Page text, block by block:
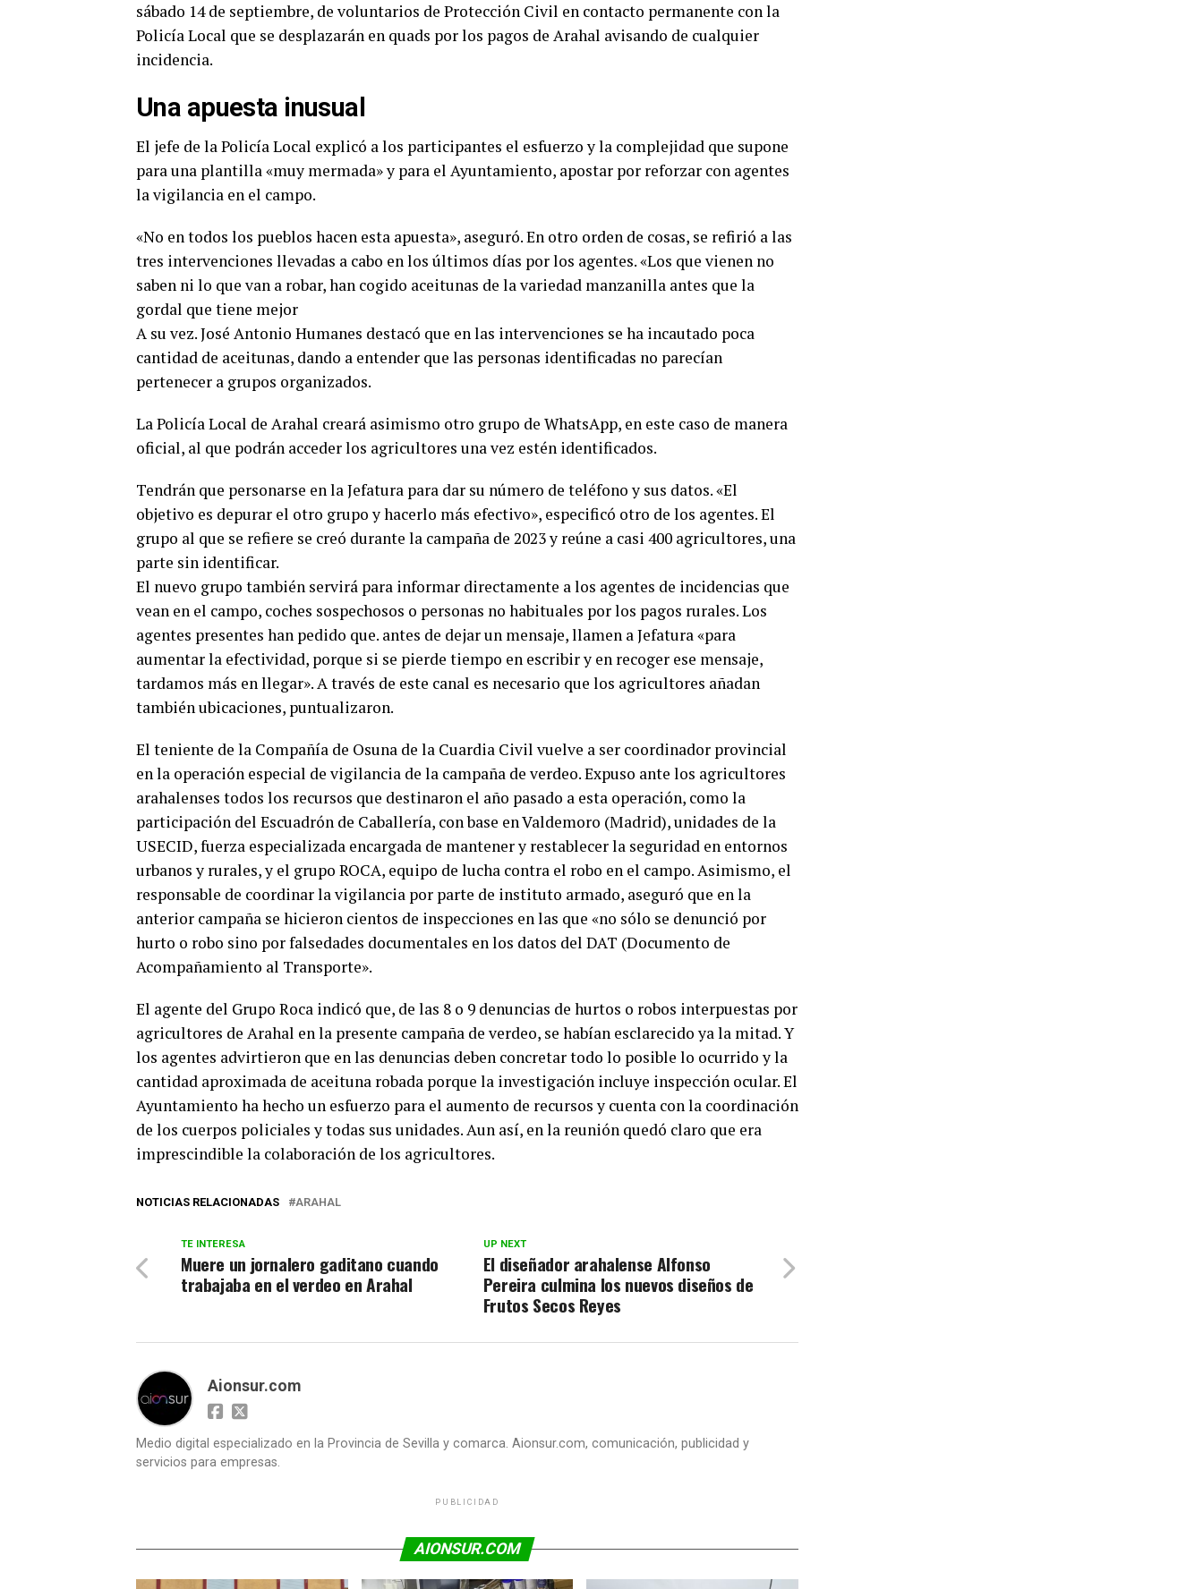
sábado 14 de septiembre, de voluntarios de Protección Civil en contacto permanente con la
Policía Local que se desplazarán en quads por los pagos de Arahal avisando de cualquier
incidencia.
Una apuesta inusual
El jefe de la Policía Local explicó a los participantes el esfuerzo y la complejidad que supone
para una plantilla «muy mermada» y para el Ayuntamiento, apostar por reforzar con agentes
la vigilancia en el campo.
«No en todos los pueblos hacen esta apuesta», aseguró. En otro orden de cosas, se refirió a las
tres intervenciones llevadas a cabo en los últimos días por los agentes. «Los que vienen no
saben ni lo que van a robar, han cogido aceitunas de la variedad manzanilla antes que la
gordal que tiene mejor
A su vez. José Antonio Humanes destacó que en las intervenciones se ha incautado poca
cantidad de aceitunas, dando a entender que las personas identificadas no parecían
pertenecer a grupos organizados.
La Policía Local de Arahal creará asimismo otro grupo de WhatsApp, en este caso de manera
oficial, al que podrán acceder los agricultores una vez estén identificados.
Tendrán que personarse en la Jefatura para dar su número de teléfono y sus datos. «El
objetivo es depurar el otro grupo y hacerlo más efectivo», especificó otro de los agentes. El
grupo al que se refiere se creó durante la campaña de 2023 y reúne a casi 400 agricultores, una
parte sin identificar.
El nuevo grupo también servirá para informar directamente a los agentes de incidencias que
vean en el campo, coches sospechosos o personas no habituales por los pagos rurales. Los
agentes presentes han pedido que. antes de dejar un mensaje, llamen a Jefatura «para
aumentar la efectividad, porque si se pierde tiempo en escribir y en recoger ese mensaje,
tardamos más en llegar». A través de este canal es necesario que los agricultores añadan
también ubicaciones, puntualizaron.
El teniente de la Compañía de Osuna de la Cuardia Civil vuelve a ser coordinador provincial
en la operación especial de vigilancia de la campaña de verdeo. Expuso ante los agricultores
arahalenses todos los recursos que destinaron el año pasado a esta operación, como la
participación del Escuadrón de Caballería, con base en Valdemoro (Madrid), unidades de la
USECID, fuerza especializada encargada de mantener y restablecer la seguridad en entornos
urbanos y rurales, y el grupo ROCA, equipo de lucha contra el robo en el campo. Asimismo, el
responsable de coordinar la vigilancia por parte de instituto armado, aseguró que en la
anterior campaña se hicieron cientos de inspecciones en las que «no sólo se denunció por
hurto o robo sino por falsedades documentales en los datos del DAT (Documento de
Acompañamiento al Transporte».
El agente del Grupo Roca indicó que, de las 8 o 9 denuncias de hurtos o robos interpuestas por
agricultores de Arahal en la presente campaña de verdeo, se habían esclarecido ya la mitad. Y
los agentes advirtieron que en las denuncias deben concretar todo lo posible lo ocurrido y la
cantidad aproximada de aceituna robada porque la investigación incluye inspección ocular. El
Ayuntamiento ha hecho un esfuerzo para el aumento de recursos y cuenta con la coordinación
de los cuerpos policiales y todas sus unidades. Aun así, en la reunión quedó claro que era
imprescindible la colaboración de los agricultores.
NOTICIAS RELACIONADAS ARAHAL
UP NEXT
El diseñador arahalense Alfonso
Pereira culmina los nuevos diseños de
Frutos Secos Reyes
TE INTERESA
Muere un jornalero gaditano cuando
trabajaba en el verdeo en Arahal
Aionsur.com
Medio digital especializado en la Provincia de Sevilla y comarca. Aionsur.com, comunicación, publicidad y
servicios para empresas.
PUBLICIDAD
AIONSUR.COM